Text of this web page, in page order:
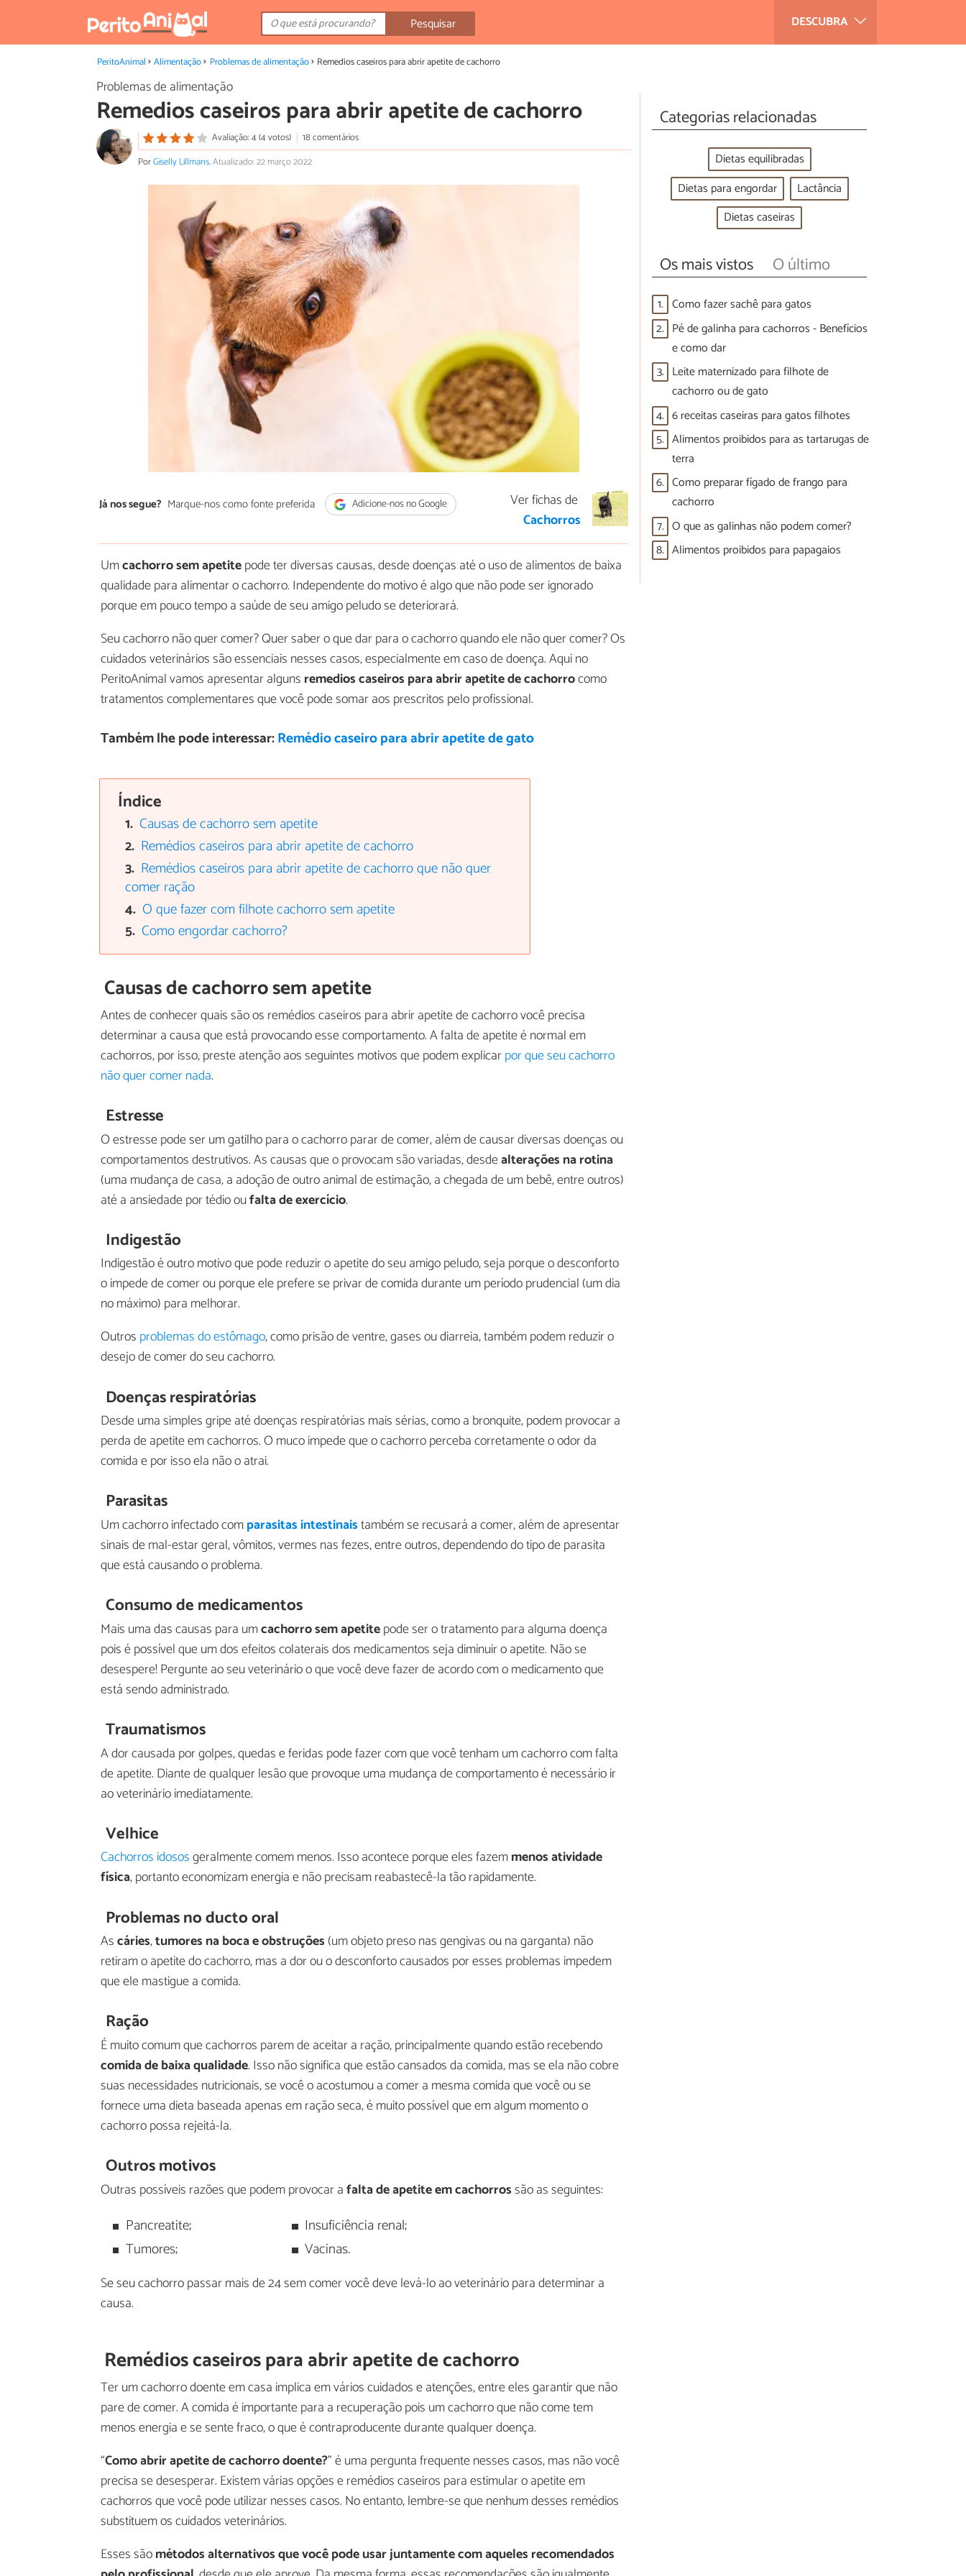
DESCUBRA
Pesquisar
PeritoAnimal Alimentação Problemas de alimentação Remedios caseiros para abrir apetite de cachorro
Problemas de alimentação
Remedios caseiros para abrir apetite de cachorro
Avaliação: 4 (4 votos)
18 comentários
PorGiselly Lillmans.Atualizado: 22 março 2022
Já nos segue? Marque-nos como fonte preferida Adicione-nos no Google
Ver fichas de
Cachorros
Umcachorro sem apetitepode ter diversas causas, desde doenças até o uso de alimentos de baixa
qualidade para alimentar o cachorro. Independente do motivo é algo que não pode ser ignorado
porque em pouco tempo a saúde de seu amigo peludo se deteriorará.
Seu cachorro não quer comer? Quer saber o que dar para o cachorro quando ele não quer comer? Os
cuidados veterinários são essenciais nesses casos, especialmente em caso de doença. Aqui no
PeritoAnimal vamos apresentar alguns remedios caseiros para abrir apetite de cachorrocomo
tratamentos complementares que você pode somar aos prescritos pelo profissional.
Também lhe pode interessar:Remédio caseiro para abrir apetite de gato
Índice
Causas de cachorro sem apetite
Remédios caseiros para abrir apetite de cachorro
Remédios caseiros para abrir apetite de cachorro que não quer
comer ração
O que fazer com filhote cachorro sem apetite
Como engordar cachorro?
Causas de cachorro sem apetite
Antes de conhecer quais são os remédios caseiros para abrir apetite de cachorro você precisa
determinar a causa que está provocando esse comportamento. A falta de apetite é normal em
cachorros, por isso, preste atenção aos seguintes motivos que podem explicarpor que seu cachorro
não quer comer nada.
Estresse
O estresse pode ser um gatilho para o cachorro parar de comer, além de causar diversas doenças ou
comportamentos destrutivos. As causas que o provocam são variadas, desdealterações na rotina
(uma mudança de casa, a adoção de outro animal de estimação, a chegada de um bebê, entre outros)
até a ansiedade por tédio oufalta de exercício.
Indigestão
Indigestão é outro motivo que pode reduzir o apetite do seu amigo peludo, seja porque o desconforto
o impede de comer ou porque ele prefere se privar de comida durante um período prudencial (um dia
no máximo) para melhorar.
Outros problemas do estômago, como prisão de ventre, gases ou diarreia, também podem reduzir o
desejo de comer do seu cachorro.
Doenças respiratórias
Desde uma simples gripe até doenças respiratórias mais sérias, como a bronquite, podem provocar a
perda de apetite em cachorros. O muco impede que o cachorro perceba corretamente o odor da
comida e por isso ela não o atrai.
Parasitas
Um cachorro infectado comparasitas intestinaistambém se recusará a comer, além de apresentar
sinais de mal-estar geral, vômitos, vermes nas fezes, entre outros, dependendo do tipo de parasita
que está causando o problema.
Consumo de medicamentos
Mais uma das causas para umcachorro sem apetitepode ser o tratamento para alguma doença
pois é possível que um dos efeitos colaterais dos medicamentos seja diminuir o apetite. Não se
desespere! Pergunte ao seu veterinário o que você deve fazer de acordo com o medicamento que
está sendo administrado.
Traumatismos
A dor causada por golpes, quedas e feridas pode fazer com que você tenham um cachorro com falta
de apetite. Diante de qualquer lesão que provoque uma mudança de comportamento é necessário ir
ao veterinário imediatamente.
Velhice
Cachorros idososgeralmente comem menos. Isso acontece porque eles fazemmenos atividade
física, portanto economizam energia e não precisam reabastecê-la tão rapidamente.
Problemas no ducto oral
Ascáries,tumores na boca eobstruções (um objeto preso nas gengivas ou na garganta) não
retiram o apetite do cachorro, mas a dor ou o desconforto causados por esses problemas impedem
que ele mastigue a comida.
Ração
É muito comum que cachorros parem de aceitar a ração, principalmente quando estão recebendo
comida de baixa qualidade. Isso não significa que estão cansados da comida, mas se ela não cobre
suas necessidades nutricionais, se você o acostumou a comer a mesma comida que você ou se
fornece uma dieta baseada apenas em ração seca, é muito possível que em algum momento o
cachorro possa rejeitá-la.
Outros motivos
Outras possíveis razões que podem provocar afalta de apetite em cachorrossão as seguintes:
Pancreatite;
Tumores;
Insuficiência renal;
Vacinas.
Se seu cachorro passar mais de 24 sem comer você deve levá-lo ao veterinário para determinar a
causa.
Remédios caseiros para abrir apetite de cachorro
Ter um cachorro doente em casa implica em vários cuidados e atenções, entre eles garantir que não
pare de comer. A comida é importante para a recuperação pois um cachorro que não come tem
menos energia e se sente fraco, o que é contraproducente durante qualquer doença.
“Como abrir apetite de cachorro doente?” é uma pergunta frequente nesses casos, mas não você
precisa se desesperar. Existem várias opções e remédios caseiros para estimular o apetite em
cachorros que você pode utilizar nesses casos. No entanto, lembre-se que nenhum desses remédios
substituem os cuidados veterinários.
Esses sãométodos alternativos que você pode usar juntamente com aqueles recomendados
Categorias relacionadas
Dietas equilibradas
Dietas para engordar
Lactância
Dietas caseiras
Os mais vistos O último
1. Como fazer sachê para gatos
2. Pé de galinha para cachorros - Benefícios
e como dar
3. Leite maternizado para filhote de
cachorro ou de gato
4. 6 receitas caseiras para gatos filhotes
5. Alimentos proibidos para as tartarugas de
terra
6. Como preparar fígado de frango para
cachorro
7. O que as galinhas não podem comer?
8. Alimentos proibidos para papagaios